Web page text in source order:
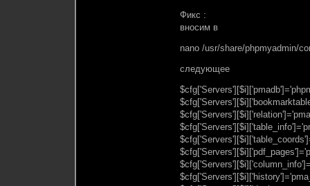
Фикс :
вносим в
nano /usr/share/phpmyadmin/
следующее